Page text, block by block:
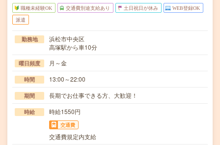
職種未経験OK 交通費別途支給あり 土日祝日が休み WEB登録OK
派遣
勤務地
浜松市中央区
高塚駅から車10分
曜日頻度 月～金
時間 13:00～22:00
期間 長期でお仕事できる方、大歓迎！
時給 時給1550円
交通費
交通費規定内支給